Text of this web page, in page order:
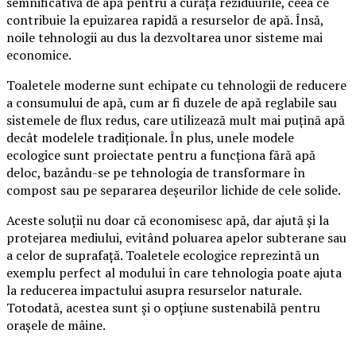
contribuie la epuizarea rapidă a resurselor de apă. Însă,
noile tehnologii au dus la dezvoltarea unor sisteme mai
economice.
Toaletele moderne sunt echipate cu tehnologii de reducere
a consumului de apă, cum ar fi duzele de apă reglabile sau
sistemele de flux redus, care utilizează mult mai puțină apă
decât modelele tradiționale. În plus, unele modele
ecologice sunt proiectate pentru a funcționa fără apă
deloc, bazându-se pe tehnologia de transformare în
compost sau pe separarea deșeurilor lichide de cele solide.
Aceste soluții nu doar că economisesc apă, dar ajută și la
protejarea mediului, evitând poluarea apelor subterane sau
a celor de suprafață. Toaletele ecologice reprezintă un
exemplu perfect al modului în care tehnologia poate ajuta
la reducerea impactului asupra resurselor naturale.
Totodată, acestea sunt și o opțiune sustenabilă pentru
orașele de mâine.